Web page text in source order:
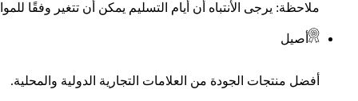
ملاحظة: يرجى الأنتباه أن أيام التسليم يمكن أن تتغير وفقًا
أصيل
أفضل منتجات الجودة من العلامات التجارية الدولية والمحلية.